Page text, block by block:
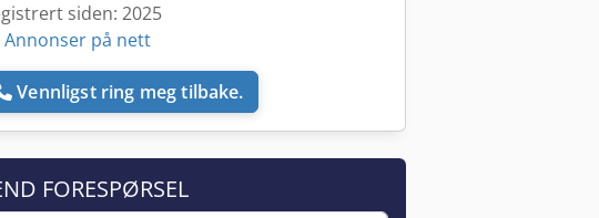
siden: 2025
Annonser på nett
Vennligst ring meg tilbake.
FORESPØRSEL